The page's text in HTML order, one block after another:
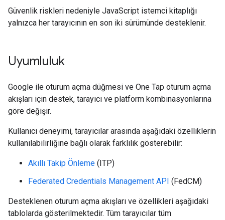
Güvenlik riskleri nedeniyle JavaScript istemci kitaplığı
yalnızca her tarayıcının en son iki sürümünde desteklenir.
Uyumluluk
Google ile oturum açma düğmesi ve One Tap oturum açma
akışları için destek, tarayıcı ve platform kombinasyonlarına
göre değişir.
Kullanıcı deneyimi, tarayıcılar arasında aşağıdaki özelliklerin
kullanılabilirliğine bağlı olarak farklılık gösterebilir:
Akıllı Takip Önleme (ITP)
Federated Credentials Management API (FedCM)
Desteklenen oturum açma akışları ve özellikleri aşağıdaki
tablolarda gösterilmektedir. Tüm tarayıcılar tüm